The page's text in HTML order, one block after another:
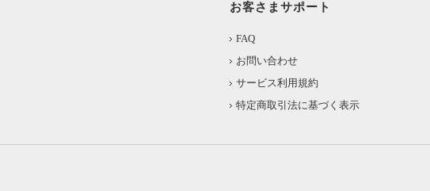
お客さまサポート
FAQ
お問い合わせ
サービス利用規約
特定商取引法に基づく表示